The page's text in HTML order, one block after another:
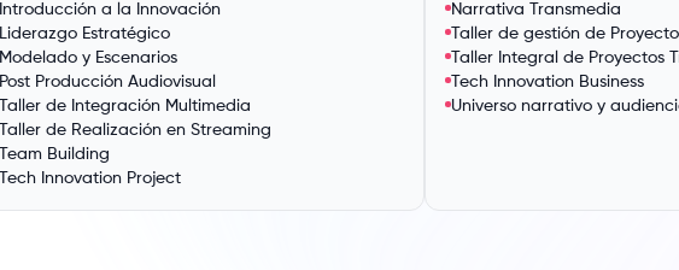
Introducción a la Innovación
Liderazgo Estratégico
Modelado y Escenarios
Post Producción Audiovisual
Taller de Integración Multimedia
Taller de Realización en Streaming
Team Building
Tech Innovation Project
Narrativa Transmedia
Taller de gestión de
Taller Integral de Proyectos
Tech Innovation Business
Universo narrativo y